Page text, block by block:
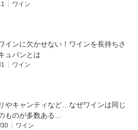
ワイン
インに欠かせない！ワインを長持ちさ
ュバンとは
ワイン
やキャンティなど…なぜワインは同じ
ものが多数ある…
30 ワイン